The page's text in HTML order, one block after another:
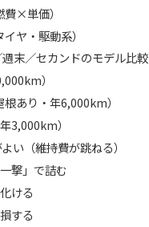
×単価）
ヤ・駆動系）
末／セカンドのモデル比較
）
あり・年6,000km）
3,000km）
い（維持費が跳ねる）
撃」で詰む
ける
する